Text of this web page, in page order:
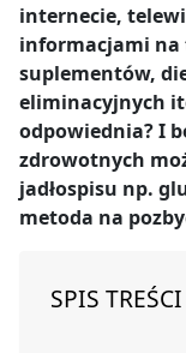
internecie,
informacjami na
suplementów,
eliminacyjnych
odpowiednia? I
zdrowotnych
jadłospisu np.
metoda na
SPIS TREŚCI